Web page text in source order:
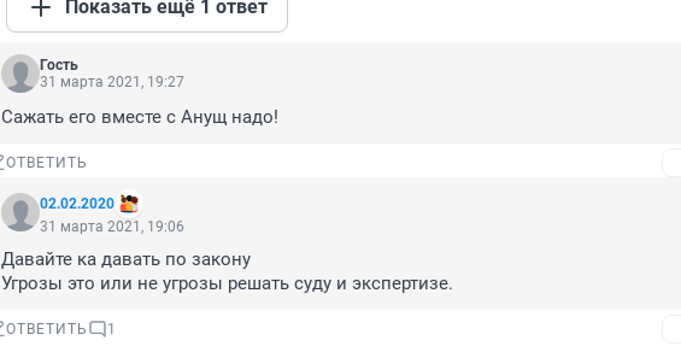
Показать ещё 1 ответ
Гость
31 марта 2021, 19:27
Сажать его вместе с Анущ надо!
ОТВЕТИТЬ
02.02.2020
31 марта 2021, 19:06
Давайте ка давать по закону
Угрозы это или не угрозы решать суду и экспертизе.
ОТВЕТИТЬ 1